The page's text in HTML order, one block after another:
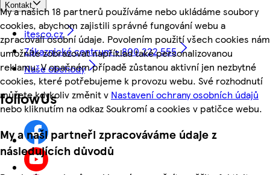
My a našich 18 partnerů používáme nebo ukládáme soubory
cookies, abychom zajistili správné fungování webu a
zpracovali osobní údaje. Povolením použití všech cookies nám
umožníte zobrazovat například také personalizovanou
reklamu. V opačném případě zůstanou aktivní jen nezbytné
cookies, které potřebujeme k provozu webu. Své rozhodnutí
můžete kdykoliv změnit v Nastavení ochrany osobních údajů
nebo kliknutím na odkaz Soukromí a cookies v patičce webu.
My a naši partneři zpracováváme údaje z
následujících důvodů
Kontakt
itesco.cz
Zákaznické centrum - 800 222 555
Naše obchody
followUs